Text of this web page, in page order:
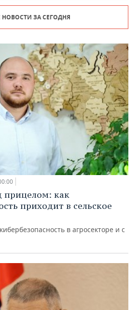
НОВОСТИ ЗА СЕГОДНЯ
прицелом: как
приходит в сельское
в агросекторе и с